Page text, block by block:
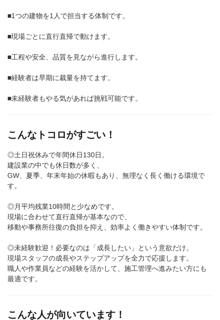
■1つの建物を1人で担当する体制です。
■現場ごとに直行直帰で動けます。
■工程や安全、品質を見ながら進行します。
■経験者は早期に裁量を持てます。
■未経験者もやる気があれば挑戦可能です。
こんなトコロがすごい！
◎土日祝休みで年間休日130日。
建設業の中でも休日数が多く、
GW、夏季、年末年始の休暇もあり、無理なく長く働ける環境で
す。
◎月平均残業10時間と少なめです。
現場に合わせて直行直帰が基本なので、
移動や事務所往復の負担を抑え、効率よく働きやすい体制です。
◎未経験歓迎！必要なのは「成長したい」という意欲だけ。
現場スタッフの成長やステップアップを全力で応援します。
職人や作業員などの経験を活かして、施工管理へ進みたい方にも
最適です。
こんな人が向いています！